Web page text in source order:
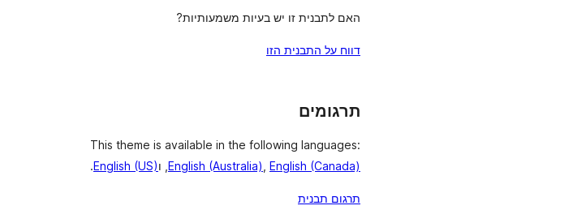
האם לתבנית זו יש בעיות משמעותיות?
דווח על התבנית הזו
תרגומים
This theme is available in the following languages:
English (Australia) English (Canada) , וEnglish (US)
.
תרגום תבנית